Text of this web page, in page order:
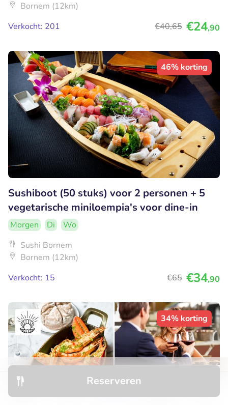
Reserveren
Bornem (12km)
Verkocht: 201
€40,65 €24,90
46% korting
Sushiboot (50 stuks) voor 2 personen + 5
vegetarische miniloempia's voor dine-in
Morgen Di
Wo
Sushi Bornem
Bornem (12km)
Verkocht: 15
€65 €34,90
34% korting